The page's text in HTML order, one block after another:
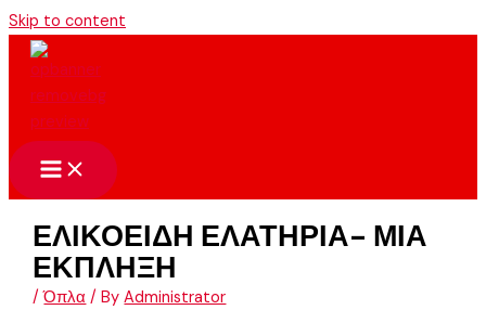
Skip to content
ΕΛΙΚΟΕΙΔΗ ΕΛΑΤΗΡΙΑ- ΜΙΑ
ΕΚΠΛΗΞΗ
/Όπλα / ByAdministrator